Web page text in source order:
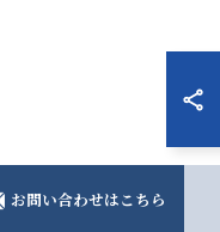
お問い合わせはこちら